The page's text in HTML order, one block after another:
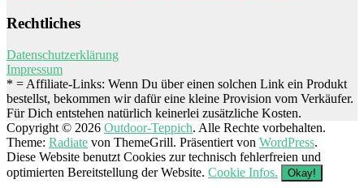
Rechtliches
Datenschutzerklärung
Impressum
* = Affiliate-Links: Wenn Du über einen solchen Link ein Produkt
bestellst, bekommen wir dafür eine kleine Provision vom Verkäufer.
Für Dich entstehen natürlich keinerlei zusätzliche Kosten.
Copyright © 2026 Outdoor-Teppich. Alle Rechte vorbehalten.
Theme: Radiate von ThemeGrill. Präsentiert von WordPress.
Diese Website benutzt Cookies zur technisch fehlerfreien und
optimierten Bereitstellung der Website. Cookie Infos. Okay!